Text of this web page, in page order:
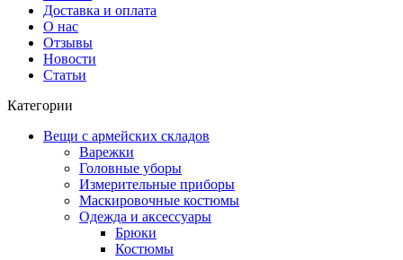
Доставка и оплата
О нас
Отзывы
Новости
Статьи
Категории
Вещи с армейских складов
Варежки
Головные уборы
Измерительные приборы
Маскировочные костюмы
Одежда и аксессуары
Брюки
Костюмы